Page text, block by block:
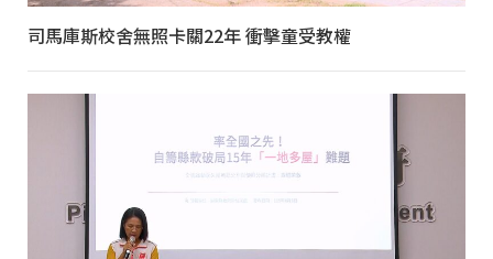
司馬庫斯校舍無照卡關22年 衝擊童受教權